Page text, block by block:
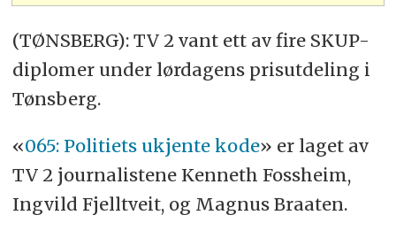
(TØNSBERG): TV 2 vant ett av fire SKUP-
diplomer under lørdagens prisutdeling i
Tønsberg.
«065: Politiets ukjente kode» er laget av
TV 2 journalistene Kenneth Fossheim,
Ingvild Fjelltveit, og Magnus Braaten.